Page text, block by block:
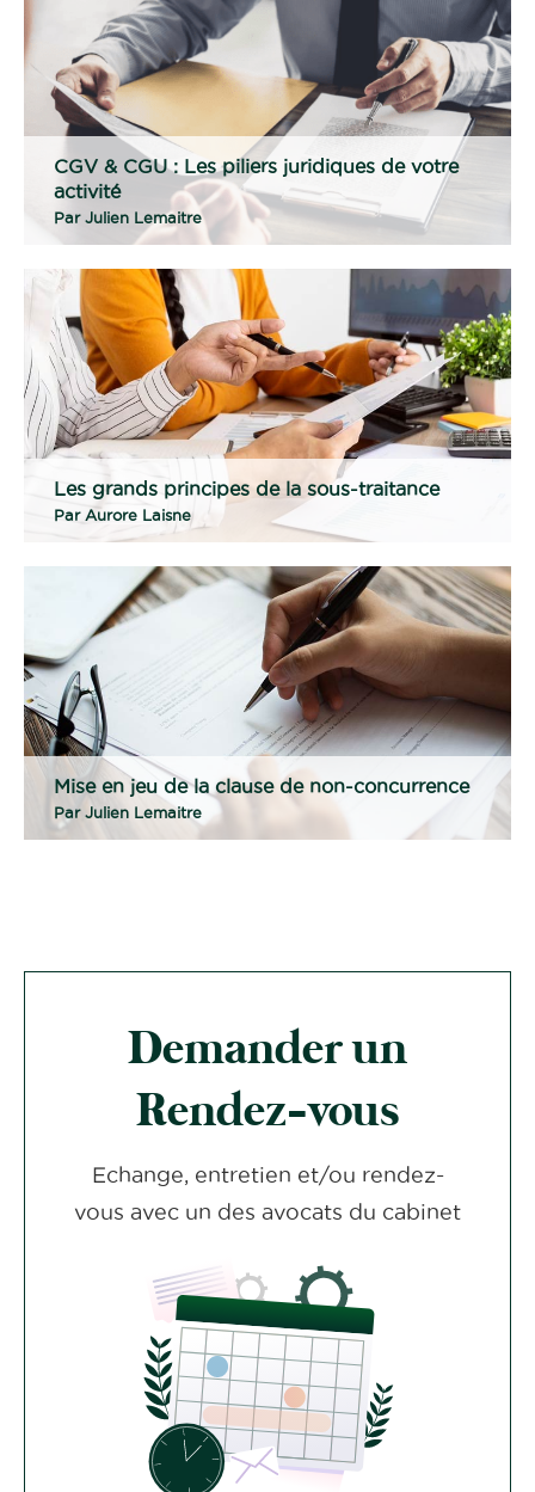
CGV & CGU : Les piliers juridiques de votre
activité
Par Julien Lemaitre
Les grands principes de la sous-traitance
Par Aurore Laisne
Mise en jeu de la clause de non-concurrence
Par Julien Lemaitre
Demander un
Rendez-vous
Echange, entretien et/ou rendez-
vous avec un des avocats du cabinet